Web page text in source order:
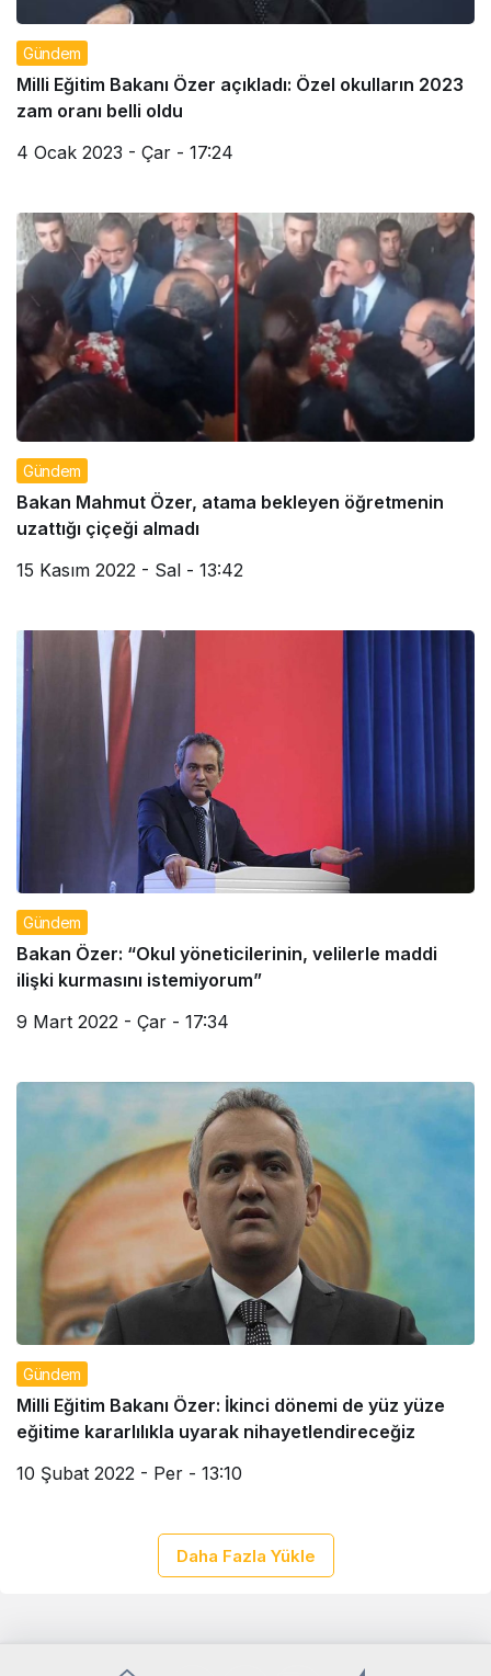
Gündem
Milli Eğitim Bakanı Özer açıkladı: Özel okulların 2023
zam oranı belli oldu
4 Ocak 2023 - Çar - 17:24
Gündem
Bakan Mahmut Özer, atama bekleyen öğretmenin
uzattığı çiçeği almadı
15 Kasım 2022 - Sal - 13:42
Gündem
Bakan Özer: “Okul yöneticilerinin, velilerle maddi
ilişki kurmasını istemiyorum”
9 Mart 2022 - Çar - 17:34
Gündem
Milli Eğitim Bakanı Özer: İkinci dönemi de yüz yüze
eğitime kararlılıkla uyarak nihayetlendireceğiz
10 Şubat 2022 - Per - 13:10
Daha Fazla Yükle